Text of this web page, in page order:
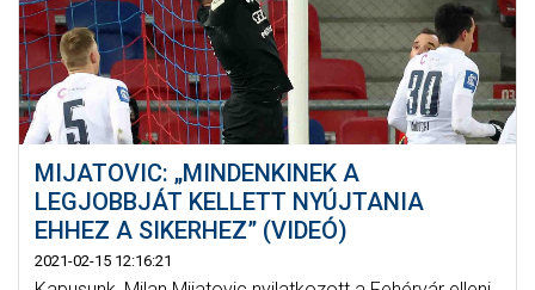
MIJATOVIC: „MINDENKINEK A
LEGJOBBJÁT KELLETT NYÚJTANIA
EHHEZ A SIKERHEZ” (VIDEÓ)
2021-02-15 12:16:21